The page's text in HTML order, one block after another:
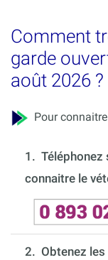
Comment
garde
août 2026 ?
Pour
1.
connaitre le
2. Obtenez les